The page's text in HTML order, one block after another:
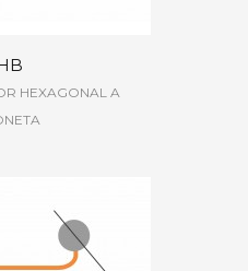
HEXAGONAL A